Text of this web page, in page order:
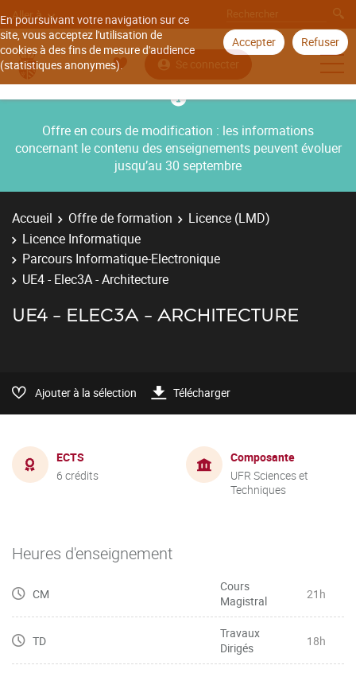
En poursuivant votre navigation sur ce
site, vous acceptez l'utilisation de
cookies à des fins de mesure d'audience
(statistiques anonymes).
Accepter Refuser
Aller à
Se connecter
Offre en cours de modification : les informations
concernant le contenu des enseignements peuvent évoluer
jusqu’au 30 septembre
Accueil Offre de formation
Licence (LMD)
Licence Informatique
Parcours Informatique-Electronique
UE4 - Elec3A - Architecture
UE4 - ELEC3A - ARCHITECTURE
Ajouter à la sélection Télécharger
ECTS
6 crédits
Composante
UFR Sciences et
Techniques
Heures d'enseignement
CM
Cours
Magistral
21h
TD
Travaux
Dirigés
18h